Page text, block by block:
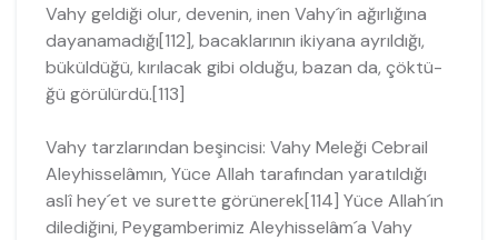
Vahy geldiği olur, devenin, inen Vahy´in ağırlığına
dayanamadığı[112], bacaklarının ikiyana ayrıldığı,
büküldüğü, kırılacak gibi olduğu, bazan da, çöktü­
ğü görülürdü.[113]
Vahy tarzlarından beşincisi: Vahy Meleği Cebrail
Aleyhisselâmın, Yüce Al­lah tarafından yaratıldığı
aslî hey´et ve surette görünerek[114] Yüce Allah´ın
dile­diğini, Peygamberimiz Aleyhisselâm´a Vahy